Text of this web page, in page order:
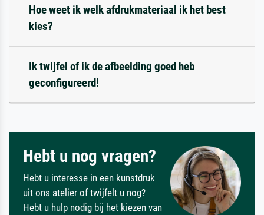
Hoe weet ik welk afdrukmateriaal ik het best
kies?
Ik twijfel of ik de afbeelding goed heb
geconfigureerd!
Hebt u nog vragen?
Hebt u interesse in een kunstdruk
uit ons atelier of twijfelt u nog?
Hebt u hulp nodig bij het kiezen van